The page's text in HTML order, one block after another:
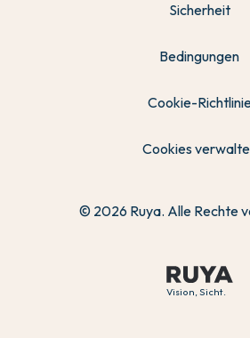
Vision, Sicht.
Sicherheit
Bedingungen
Cookie-
Cookies
© 2026 Ruya. Alle Rechte